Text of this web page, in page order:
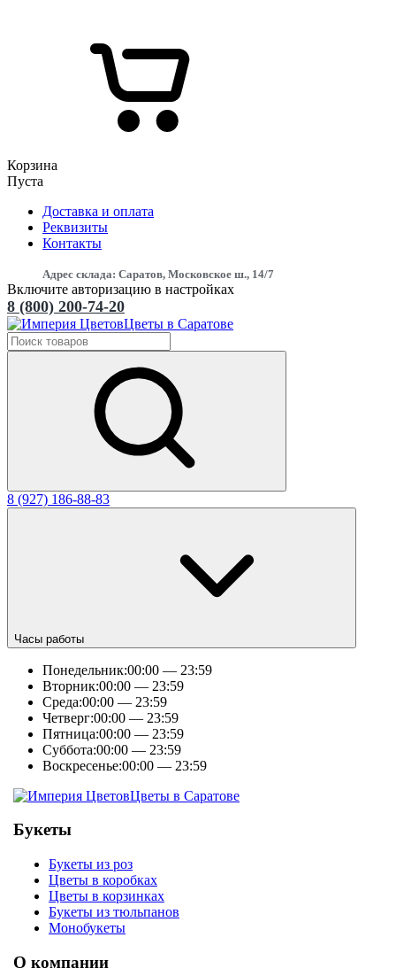
Корзина
Пуста
Доставка и оплата
Реквизиты
Контакты
Адрес склада: Саратов, Московское ш., 14/7
Включите авторизацию в настройках
8 (800) 200-74-20
Цветы в Саратове
8 (927) 186-88-83
Часы работы
Понедельник:00:00 — 23:59
Вторник:00:00 — 23:59
Среда:00:00 — 23:59
Четверг:00:00 — 23:59
Пятница:00:00 — 23:59
Суббота:00:00 — 23:59
Воскресенье:00:00 — 23:59
Цветы в Саратове
Букеты
Букеты из роз
Цветы в коробках
Цветы в корзинках
Букеты из тюльпанов
Монобукеты
О компании